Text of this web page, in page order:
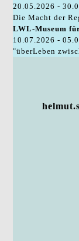
20.05.2026 -
Die Macht der
LWL-Museum
10.07.2026 -
"überLeben